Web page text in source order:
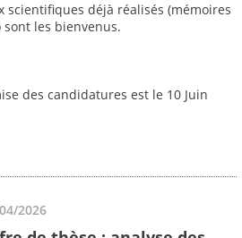
scientifiques déjà réalisés (mémoires
les bienvenus.
des candidatures est le 10 Juin
2026